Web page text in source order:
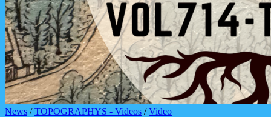
Cat
News /TOPOGRAPHYS - Videos /Video